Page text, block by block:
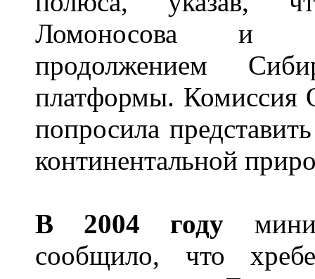
Ломоносова и
продолжением
платформы.
попросила
континентальной
В 2004 году
сообщило, что